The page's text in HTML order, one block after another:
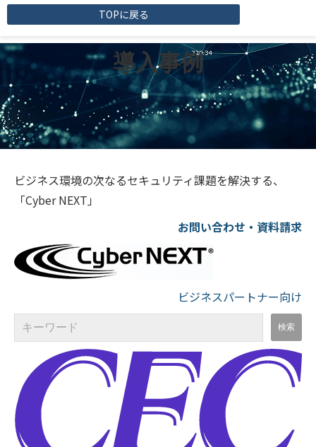
TOPに戻る
導入事例
ビジネス環境の次なるセキュリティ課題を解決する、
「Cyber NEXT」
お問い合わせ・資料請求
ビジネスパートナー向け